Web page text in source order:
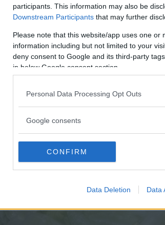
participants. This information may also be
Downstream Participants that may further
Please note that this website/app uses one
information including but not limited to your
deny consent to Google and its third-party
in below Google consent section.
Personal Data Processing Opt Outs
Google consents
CONFIRM
Data Deletion Data
all’olio tagliatelo a metà e
leggermente croccante. Quando
l’aiuto di una paletta e adagiate sul